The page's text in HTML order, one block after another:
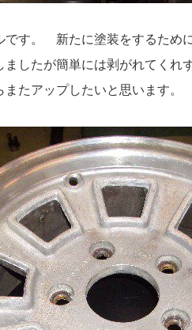
です。 新たに塗装をするた
したが簡単には剥がれてくれ
たアップしたいと思います。